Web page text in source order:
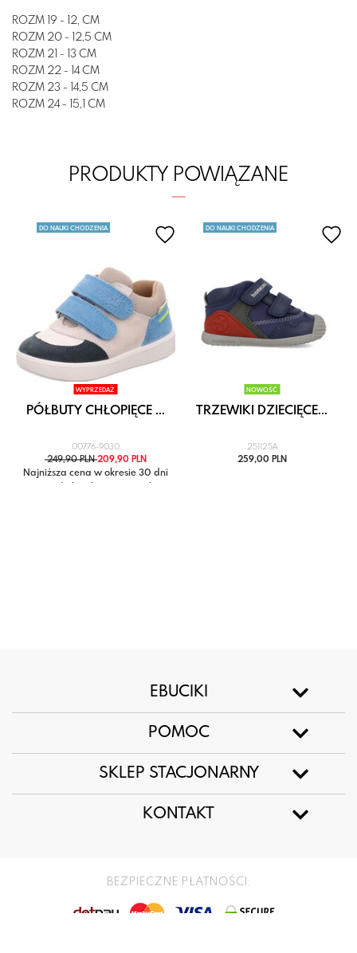
ROZM 19 - 12, CM
ROZM 20 - 12,5 CM
ROZM 21 - 13 CM
ROZM 22 - 14 CM
ROZM 23 - 14,5 CM
ROZM 24 - 15,1 CM
PRODUKTY POWIĄZANE
DO NAUKI CHODZENIA
WYPRZEDAŻ
PÓŁBUTY CHŁOPIĘCE ...
00776-9030
249,90 PLN209,90 PLN
Najniższa cena w okresie 30 dni
DO NAUKI CHODZENIA
NOWOŚĆ
TRZEWIKI DZIECIĘCE...
251125A
259,00 PLN
EBUCIKI
POMOC
SKLEP STACJONARNY
KONTAKT
BEZPIECZNE PŁATNOŚCI: